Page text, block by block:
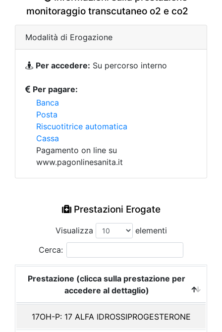
monitoraggio transcutaneo o2 e co2
Modalità di Erogazione
Per accedere: Su percorso interno
Per pagare:
Banca
Posta
Riscuotitrice automatica
Cassa
Pagamento on line su
www.pagonlinesanita.it
Prestazioni Erogate
Visualizza
elementi
Cerca:
Prestazione (clicca sulla prestazione per
accedere al dettaglio)
17OH-P: 17 ALFA IDROSSIPROGESTERONE